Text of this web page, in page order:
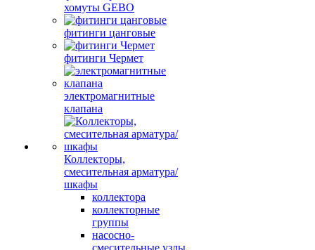
хомуты GEBO
фитинги цанговые
фитинги Чермет
электромагнитные
клапана
Коллекторы,
смесительная арматура/
шкафы
коллектора
коллекторные
группы
насосно-
смесительные узлы,